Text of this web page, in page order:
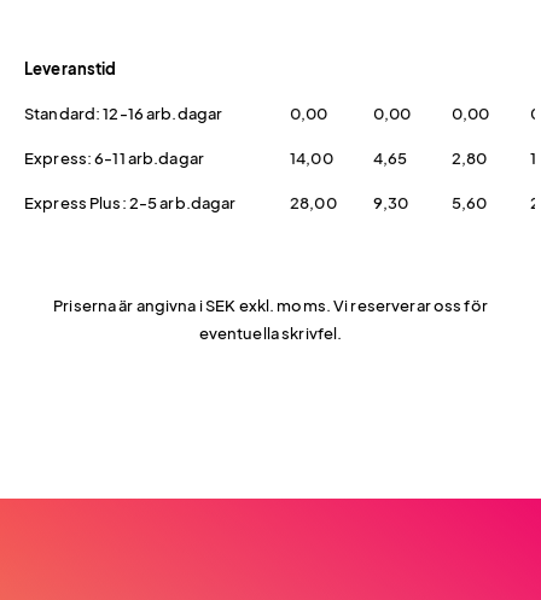
Leveranstid
Standard: 12-16 arb.dagar 0,00 0,00 0,00
Express: 6-11 arb.dagar 14,00 4,65 2,80
Express Plus: 2-5 arb.dagar 28,00 9,30 5,60
Priserna är angivna i SEK exkl. moms. Vi reserverar oss för
eventuella skrivfel.